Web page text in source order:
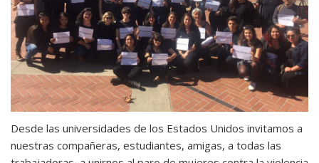
Desde las universidades de los Estados Unidos invitamos a
nuestras compañeras, estudiantes, amigas, a todas las